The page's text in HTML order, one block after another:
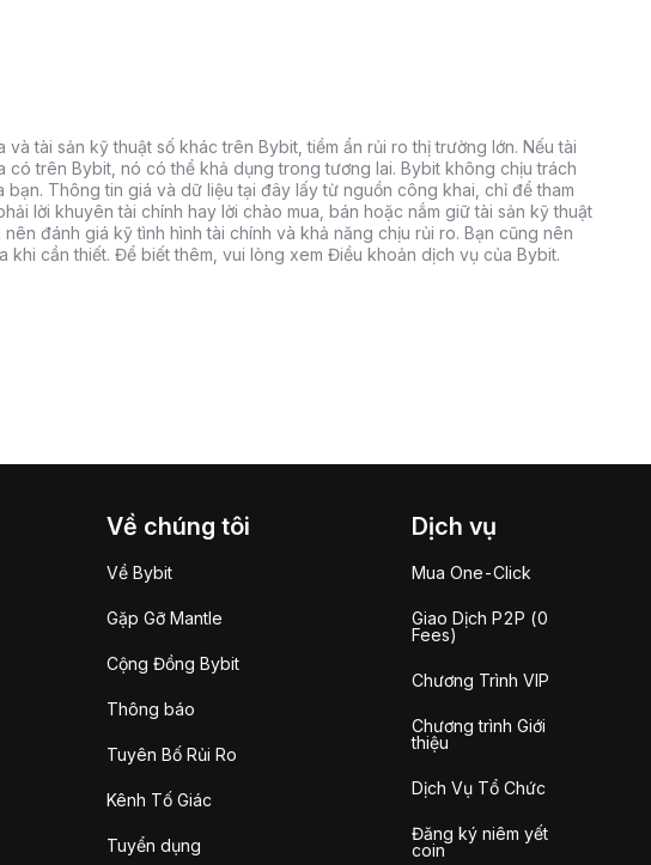
và tài sản kỹ thuật số khác trên Bybit, tiềm ẩn rủi ro thị trường lớn. Nếu tài
có trên Bybit, nó có thể khả dụng trong tương lai. Bybit không chịu trách
bạn. Thông tin giá và dữ liệu tại đây lấy từ nguồn công khai, chỉ để tham
lời khuyên tài chính hay lời chào mua, bán hoặc nắm giữ tài sản kỹ thuật
đánh giá kỹ tình hình tài chính và khả năng chịu rủi ro. Bạn cũng nên
khi cần thiết. Để biết thêm, vui lòng xem Điều khoản dịch vụ của Bybit.
Về chúng tôi
Về Bybit
Gặp Gỡ Mantle
Cộng Đồng Bybit
Thông báo
Tuyên Bố Rủi Ro
Kênh Tố Giác
Tuyển dụng
Dịch vụ
Mua One-Click
Giao Dịch P2P (0
Fees)
Chương Trình VIP
Chương trình Giới
thiệu
Dịch Vụ Tổ Chức
Đăng ký niêm yết
coin